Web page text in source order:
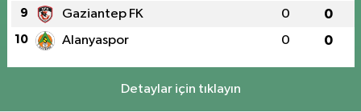
9 Gaziantep FK 0 0
10 Alanyaspor 0 0
Detaylar için tıklayın